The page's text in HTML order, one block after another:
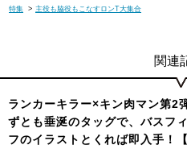
プリント。
ィスプレイの性質上、実際の色
すので予めご了承ください。
特集 > 主役も脇役もこなすロンT大集合
関連
ランカーキラー×キン肉マン第
ずとも垂涎のタッグで、バスフ
フのイラストとくれば即入手！